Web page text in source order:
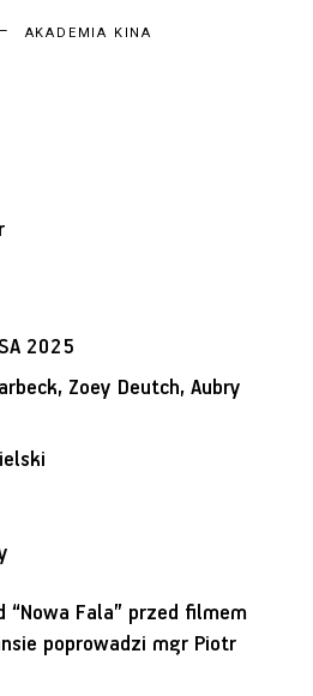
AKADEMIA KINA
2025
Zoey Deutch, Aubry
Fala” przed filmem
poprowadzi mgr Piotr